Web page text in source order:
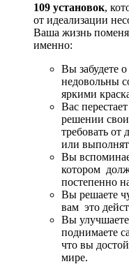
109 установок,
от идеализации
Ваша жизнь
именно:
Вы забудете
недовольны
яркими
Вас
решении
требовать от
или
Вы
котором
постепенно
Вы решаете
вам это
Вы улучшаете
поднимаете
что вы
мире.